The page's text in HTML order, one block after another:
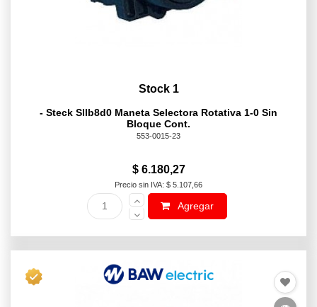
Stock 1
- Steck Sllb8d0 Maneta Selectora Rotativa 1-0 Sin
Bloque Cont.
553-0015-23
$ 6.180,27
Precio sin IVA: $ 5.107,66
Agregar